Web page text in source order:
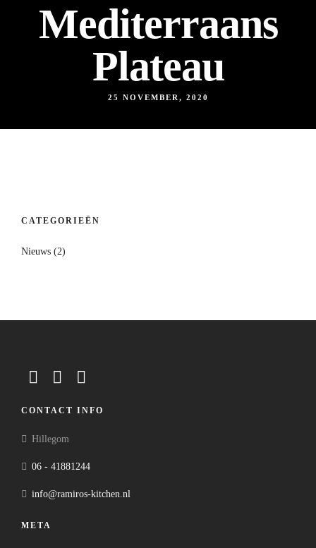
Mediterraans
Plateau
25 NOVEMBER, 2020
CATEGORIEËN
Nieuws (2)
CONTACT INFO
Hillegom
06 - 41881244
info@ramiros-kitchen.nl
META